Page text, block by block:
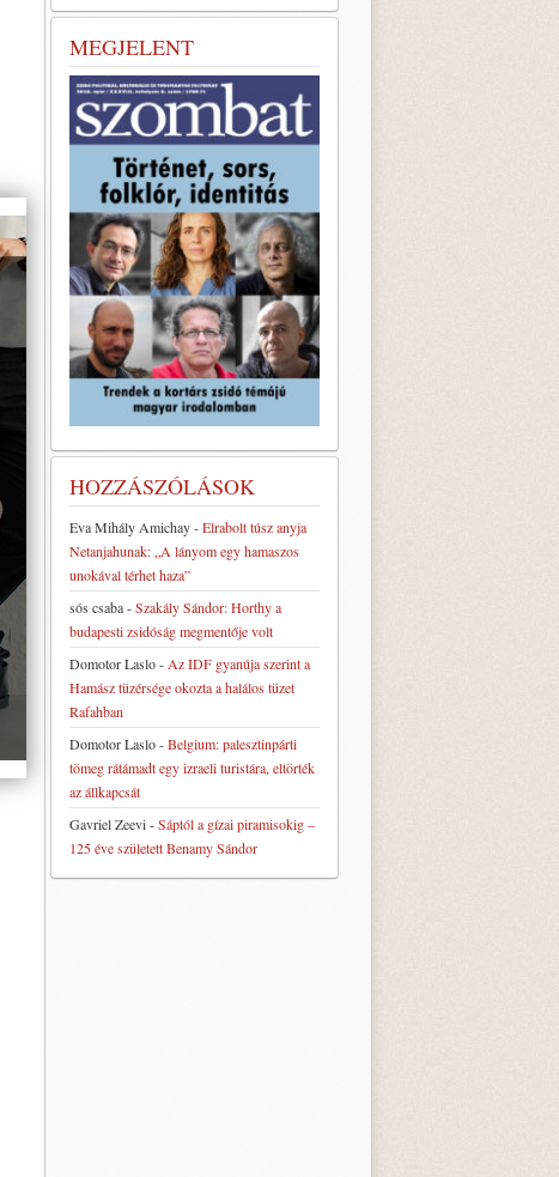
MEGJELENT
HOZZÁSZÓLÁSOK
Eva Mihály Amichay-Elrabolt túsz anyja
Netanjahunak: „A lányom egy hamaszos
unokával térhet haza”
sós csaba-Szakály Sándor: Horthy a
budapesti zsidóság megmentője volt
Domotor Laslo- Az IDF gyanúja szerint a
Hamász tüzérsége okozta a halálos tüzet
Rafahban
Domotor Laslo-Belgium: palesztinpárti
tömeg rátámadt egy izraeli turistára, eltörték
az állkapcsát
Gavriel Zeevi-Sáptól a gízai piramisokig –
125 éve született Benamy Sándor